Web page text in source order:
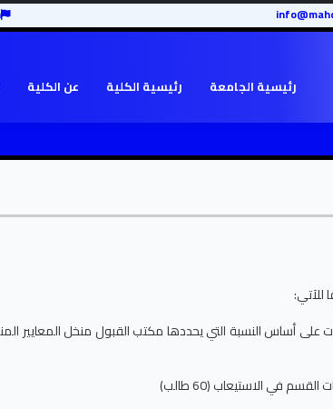
رئيسية الجامعة رئيسية الكلية عن الكلية
للآتي:
على أساس النسبة التي يحددها مكتب القبول منخل المعايير